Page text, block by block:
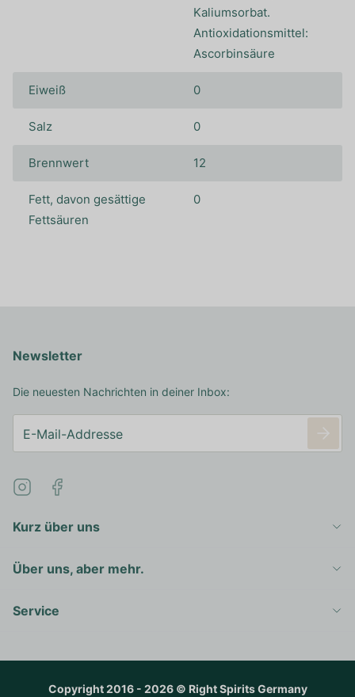
Kaliumsorbat.
Antioxidationsmittel:
Ascorbinsäure
Eiweiß 0
Salz 0
Brennwert 12
Fett, davon gesättige
Fettsäuren
0
Kurz über uns
Über uns, aber mehr.
Service
Newsletter
Die neuesten Nachrichten in deiner Inbox:
Copyright 2016 - 2026 © Right Spirits Germany